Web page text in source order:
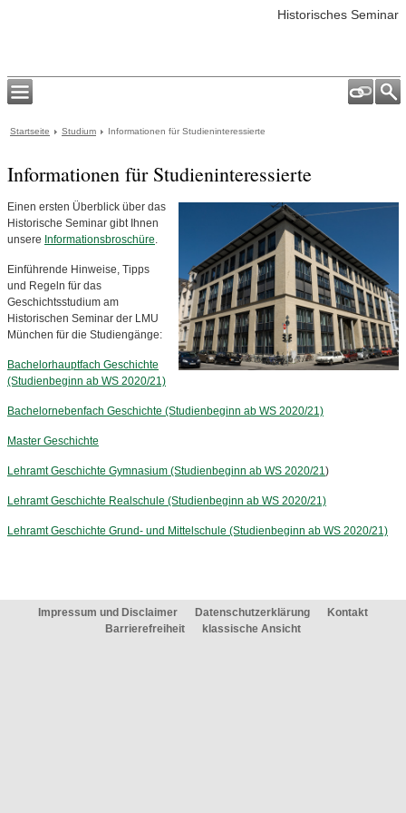
Historisches Seminar
Startseite Studium Informationen für Studieninteressierte
Informationen für Studieninteressierte
Einen ersten Überblick über das
Historische Seminar gibt Ihnen
unsere Informationsbroschüre.
Einführende Hinweise, Tipps
und Regeln für das
Geschichtsstudium am
Historischen Seminar der LMU
München für die Studiengänge:
Bachelorhauptfach Geschichte
(Studienbeginn ab WS 2020/21)
Bachelornebenfach Geschichte (Studienbeginn ab WS 2020/21)
Master Geschichte
Lehramt Geschichte Gymnasium (Studienbeginn ab WS 2020/21)
Lehramt Geschichte Realschule (Studienbeginn ab WS 2020/21)
Lehramt Geschichte Grund- und Mittelschule (Studienbeginn ab WS 2020/21)
Impressum und Disclaimer Datenschutzerklärung
Kontakt
Barrierefreiheit
klassische Ansicht